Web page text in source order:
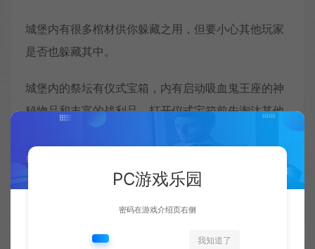
城堡内有很多棺材供你躲藏之用，但要小心其他玩家
是否也躲藏其中。
城堡内的祭坛有仪式宝箱，内有启动吸血鬼王座的神
秘物品和丰富的战利品，打开仪式宝箱前先淘汰其他
吸血鬼王座坐落城堡内部，传说启动王座可以触发强
大而神秘的力量。
PC游戏乐园
密码在游戏介绍页右侧
我知道了